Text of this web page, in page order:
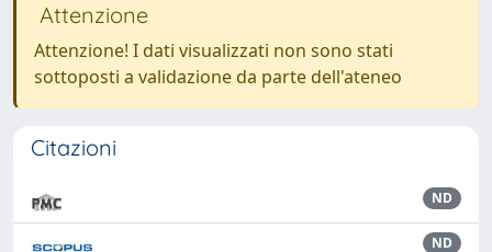
Attenzione
Attenzione! I dati visualizzati non sono stati
sottoposti a validazione da parte dell'ateneo
Citazioni
ND
ND